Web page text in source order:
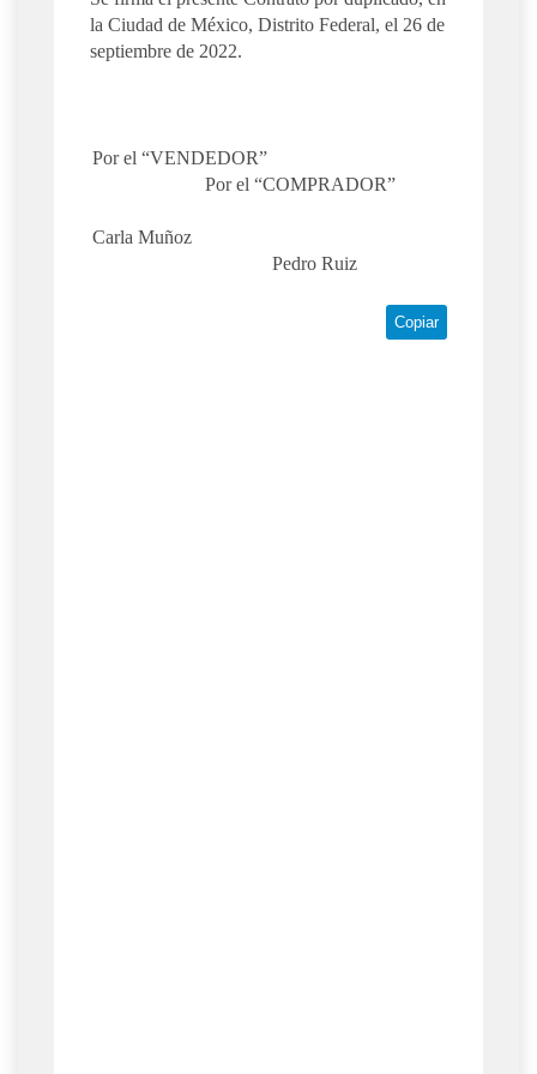
la Ciudad de México, Distrito Federal, el 26 de
septiembre de 2022.
Por el “VENDEDOR”
Por el “COMPRADOR”
Carla Muñoz
Pedro Ruiz
Copiar